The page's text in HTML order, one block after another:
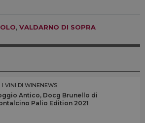
, VALDARNO DI SOPRA
I VINI DI WINENEWS
Antico, Docg Brunello di
Palio Edition 2021